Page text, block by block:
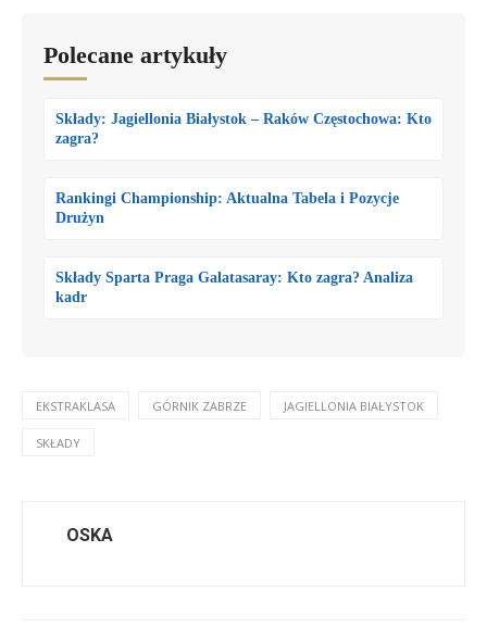
Polecane artykuły
Składy: Jagiellonia Białystok – Raków Częstochowa: Kto
zagra?
Rankingi Championship: Aktualna Tabela i Pozycje
Drużyn
Składy Sparta Praga Galatasaray: Kto zagra? Analiza
kadr
EKSTRAKLASA GÓRNIK ZABRZE JAGIELLONIA BIAŁYSTOK
SKŁADY
OSKA